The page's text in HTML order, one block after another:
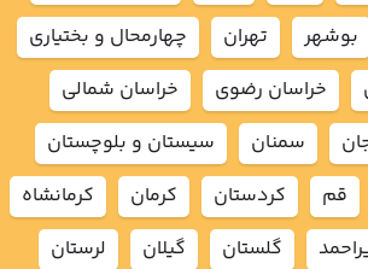
بوشهر تهران
چهارمحال و بختياري
خراسان رضوي
خراسان شمالي
سمنان
سيستان و بلوچستان
قم كردستان كرمان
كرمانشاه
گلستان گيلان
لرستان